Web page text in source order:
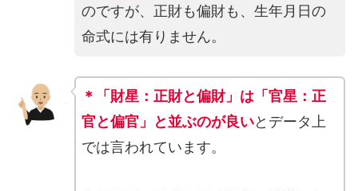
のですが、正財も偏財も、生年月日の
命式には有りません。
＊「財星：正財と偏財」は「官星：正
官と偏官」と並ぶのが良いとデータ上
では言われています。